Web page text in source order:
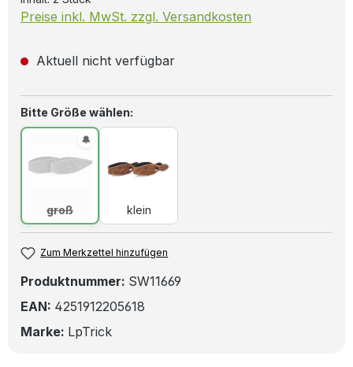
Preise inkl. MwSt. zzgl. Versandkosten
Aktuell nicht verfügbar
Bitte Größe wählen:
groß
(Diese Option ist zurzeit nicht verfügbar.)
klein
klein
Zum Merkzettel hinzufügen
Produktnummer: SW11669
EAN: 4251912205618
Marke: LpTrick